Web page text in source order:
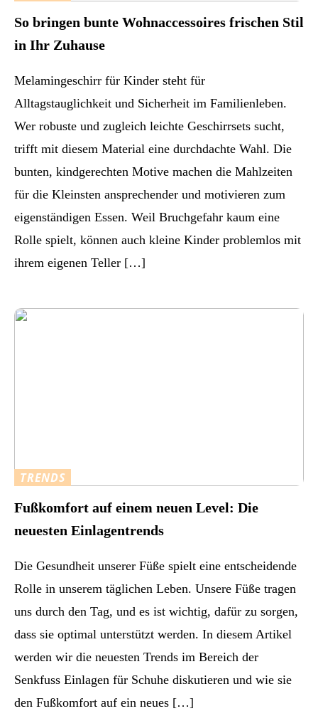
So bringen bunte Wohnaccessoires frischen Stil
in Ihr Zuhause
Melamingeschirr für Kinder steht für
Alltagstauglichkeit und Sicherheit im Familienleben.
Wer robuste und zugleich leichte Geschirrsets sucht,
trifft mit diesem Material eine durchdachte Wahl. Die
bunten, kindgerechten Motive machen die Mahlzeiten
für die Kleinsten ansprechender und motivieren zum
eigenständigen Essen. Weil Bruchgefahr kaum eine
Rolle spielt, können auch kleine Kinder problemlos mit
ihrem eigenen Teller […]
TRENDS
Fußkomfort auf einem neuen Level: Die
neuesten Einlagentrends
Die Gesundheit unserer Füße spielt eine entscheidende
Rolle in unserem täglichen Leben. Unsere Füße tragen
uns durch den Tag, und es ist wichtig, dafür zu sorgen,
dass sie optimal unterstützt werden. In diesem Artikel
werden wir die neuesten Trends im Bereich der
Senkfuss Einlagen für Schuhe diskutieren und wie sie
den Fußkomfort auf ein neues […]